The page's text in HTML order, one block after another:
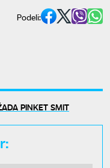
Podeli:
PINKET SMIT